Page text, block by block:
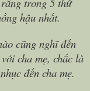
hậu nhất.
cũng nghĩ đến
cha mẹ, chắc là
đến cha mẹ.